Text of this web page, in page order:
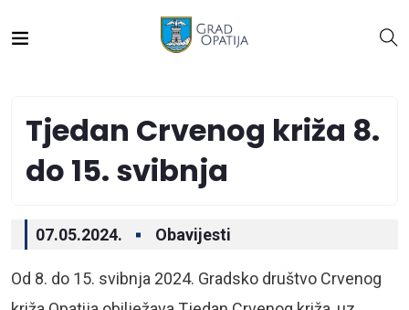
Tjedan Crvenog križa 8.
do 15. svibnja
07.05.2024. Obavijesti
Od 8. do 15. svibnja 2024. Gradsko društvo Crvenog